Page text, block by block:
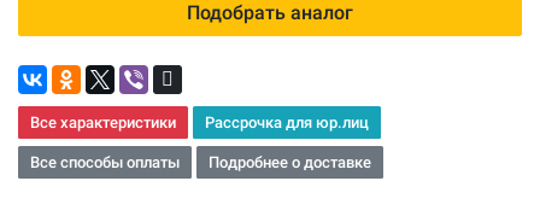
Подобрать аналог
Все характеристики Рассрочка для юр.лиц
Все способы оплаты Подробнее о доставке